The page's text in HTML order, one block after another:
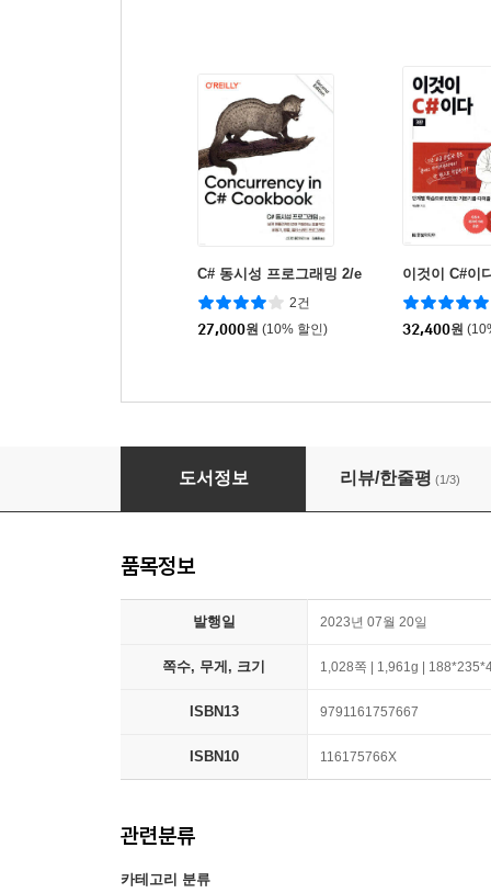
C# 동시성 프로그래밍 2/e
2건
27,000원 (10% 할인)
이것이 C#이
32,400원
크로스 플랫폼 개발을 위한 C# 10과 .NET 6 6/e
도서정보 리뷰/한줄평 (1/3)
품목정보
발행일 2023년 07월 20일
쪽수, 무게, 크기 1,028쪽 | 1,961g |
ISBN13 9791161757667
ISBN10 116175766X
관련분류
카테고리 분류